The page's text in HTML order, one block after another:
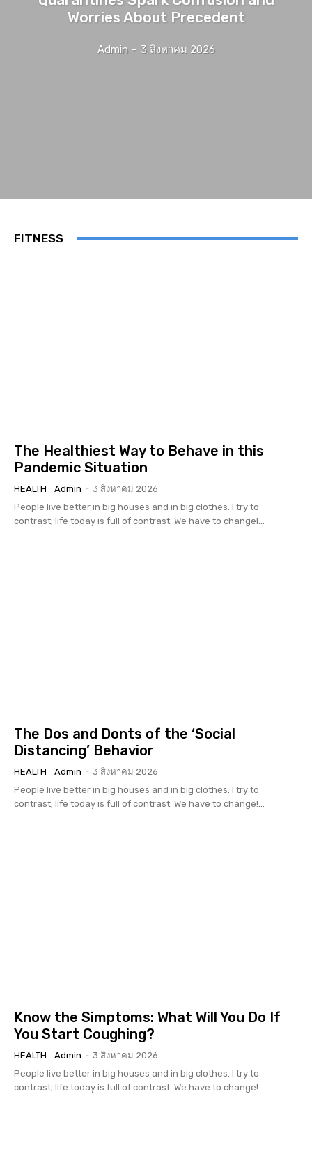
Worries About Precedent
Admin - 3 สิงหาคม 2026
FITNESS
The Healthiest Way to Behave in this
Pandemic Situation
HEALTH Admin - 3 สิงหาคม 2026
People live better in big houses and in big clothes. I try to
contrast; life today is full of contrast. We have to change!...
The Dos and Donts of the ‘Social
Distancing’ Behavior
HEALTH Admin - 3 สิงหาคม 2026
People live better in big houses and in big clothes. I try to
contrast; life today is full of contrast. We have to change!...
Know the Simptoms: What Will You Do If
You Start Coughing?
HEALTH Admin - 3 สิงหาคม 2026
People live better in big houses and in big clothes. I try to
contrast; life today is full of contrast. We have to change!...